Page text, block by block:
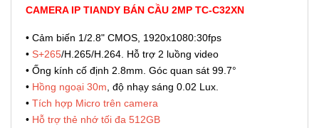
CAMERA IP TIANDY BÁN CẦU 2MP TC-C32XN
• Cảm biến 1/2.8" CMOS, 1920x1080:30fps
• S+265/H.265/H.264. Hỗ trợ 2 luồng video
• Ống kính cố định 2.8mm. Góc quan sát 99.7°
• Hồng ngoại 30m , độ nhạy sáng 0.02 Lux.
• Tích hợp Micro trên camera
• Hỗ trợ thẻ nhớ tối đa 512GB